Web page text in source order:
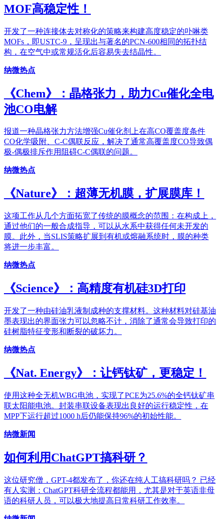
MOF高稳定性！
开发了一种连接体去对称化的策略来构建高度稳定的卟啉类
MOFs，即USTC-9，呈现出与著名的PCN-600相同的拓扑结
构，在空气中或常规活化后容易失去结晶性。
纳微热点
《Chem》：晶格张力，助力Cu催化全电
池CO电解
报道一种晶格张力方法增强Cu催化剂上在高CO覆盖度条件
CO化学吸附、C-C偶联反应，解决了通常高覆盖度CO导致偶
极-偶极排斥作用阻碍C-C偶联的问题。
纳微热点
《Nature》：超薄无机膜，扩展膜库！
这项工作从几个方面拓宽了传统的膜概念的范围：在构成上，
通过他们的一般合成指导，可以从水系中获得任何未开发的
膜。此外，当SLIS策略扩展到有机或熔融系统时，膜的种类
将进一步丰富。
纳微热点
《Science》：高精度有机硅3D打印
开发了一种由硅油乳液制成种的支撑材料。这种材料对硅基油
墨表现出的界面张力可以忽略不计，消除了通常会导致打印的
硅树脂特征变形和断裂的破坏力。
纳微热点
《Nat. Energy》：让钙钛矿，更稳定！
使用这种全无机WBG电池，实现了PCE为25.6%的全钙钛矿串
联太阳能电池。封装串联设备表现出良好的运行稳定性，在
MPP下运行超过1000 h后仍能保持96%的初始性能。
纳微新闻
如何利用ChatGPT搞科研？
这位研究僧，GPT-4都发布了，你还在纯人工搞科研吗？ 已经
有人实测：ChatGPT科研全流程都能用，尤其是对于英语非母
语的科研人员，可以极大地提高日常科研工作效率。